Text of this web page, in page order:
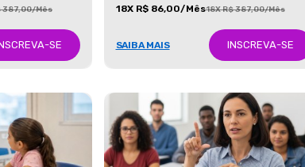
387,00/Mês
SE
18X R$ 86,00/Mês18X R$ 387,00/Mês
SAIBA MAIS INSCREVA-SE